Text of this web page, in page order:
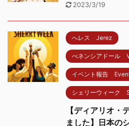
2023/3/19
へレス Jerez
べネンシアドール
イベント報告
シェリーウィーク
【ディアリオ・
ました】日本の